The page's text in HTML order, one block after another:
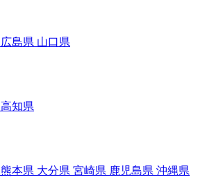
広島県 山口県
高知県
熊本県 大分県 宮崎県 鹿児島県 沖縄県